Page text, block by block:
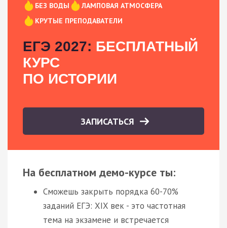
БЕЗ ВОДЫ
ЛАМПОВАЯ АТМОСФЕРА
КРУТЫЕ ПРЕПОДАВАТЕЛИ
ЕГЭ 2027: БЕСПЛАТНЫЙ
КУРС
ПО ИСТОРИИ
ЗАПИСАТЬСЯ
На бесплатном демо-курсе ты:
Сможешь закрыть порядка 60-70%
заданий ЕГЭ: XIX век - это частотная
тема на экзамене и встречается